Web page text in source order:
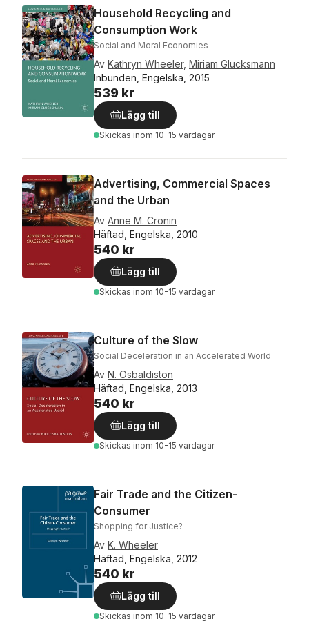
Household Recycling and
Consumption Work
Social and Moral Economies
Av Kathryn Wheeler, Miriam Glucksmann
Inbunden, Engelska, 2015
539 kr
Lägg till
Skickas inom 10-15 vardagar
Advertising, Commercial Spaces
and the Urban
Av Anne M. Cronin
Häftad, Engelska, 2010
540 kr
Lägg till
Skickas inom 10-15 vardagar
Culture of the Slow
Social Deceleration in an Accelerated World
Av N. Osbaldiston
Häftad, Engelska, 2013
540 kr
Lägg till
Skickas inom 10-15 vardagar
Fair Trade and the Citizen-
Consumer
Shopping for Justice?
Av K. Wheeler
Häftad, Engelska, 2012
540 kr
Lägg till
Skickas inom 10-15 vardagar